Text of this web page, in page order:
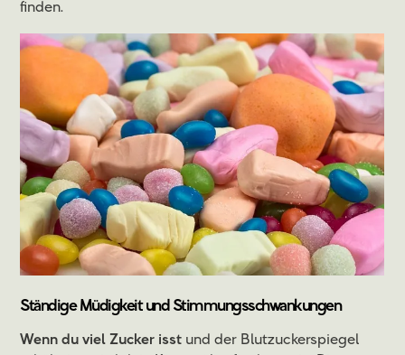
finden.
Ständige Müdigkeit und Stimmungsschwankungen
Wenn du viel Zucker isst und der Blutzuckerspiegel